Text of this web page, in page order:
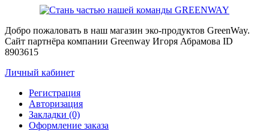
Добро пожаловать в наш магазин эко-продуктов GreenWay.
Сайт партнёра компании Greenway Игоря Абрамова ID
8903615
Личный кабинет
Регистрация
Авторизация
Закладки (0)
Оформление заказа